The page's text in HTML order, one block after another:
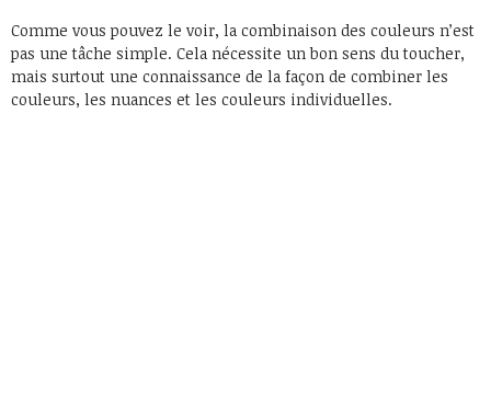
Comme vous pouvez le voir, la combinaison des couleurs n’est
pas une tâche simple. Cela nécessite un bon sens du toucher,
mais surtout une connaissance de la façon de combiner les
couleurs, les nuances et les couleurs individuelles.